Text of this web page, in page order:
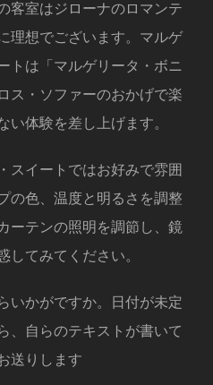
客室はジローナのロマンテ
理想でございます。マルゲ
トは「マルゲリータ・ボニ
ス・ソファーのおかげで楽
い体験を差し上げます。
スイートではお好みで雰囲
の色、温度と明るさを調整
ーテンの照明を調節し、鏡
してみてください。
いかがですか。日付が未定
、自らのテキストが書いて
送りします